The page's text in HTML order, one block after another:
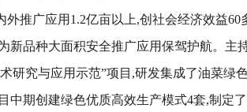
外推广应用1.2亿亩以上,创社会经济效益
新品种大面积安全推广应用保驾护航。主
研究与应用示范”项目,研发集成了油菜绿
中期创建绿色优质高效生产模式4套,制定